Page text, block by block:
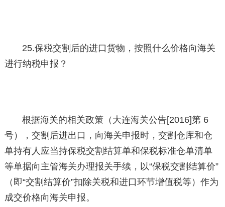
25.保税交割后的进口货物，按照什么价格向海关
进行纳税申报？
根据海关的相关政策（大连海关公告[2016]第 6
号），交割后进出口，向海关申报时，交割仓库和仓
单持有人应当持保税交割结算单和保税标准仓单清单
等单据向主管海关办理报关手续，以“保税交割结算价”
（即“交割结算价”扣除关税和进口环节增值税等）作为
成交价格向海关申报。